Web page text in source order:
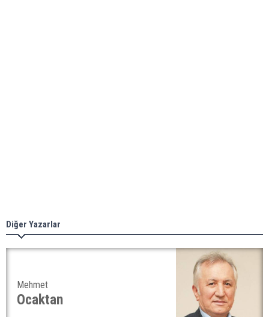
Diğer Yazarlar
Mehmet
Ocaktan